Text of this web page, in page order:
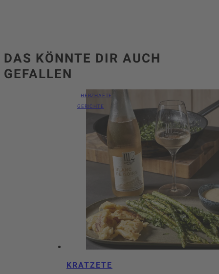
DAS KÖNNTE DIR AUCH
GEFALLEN
KRATZETE
HERZHAFTE
GERICHTE